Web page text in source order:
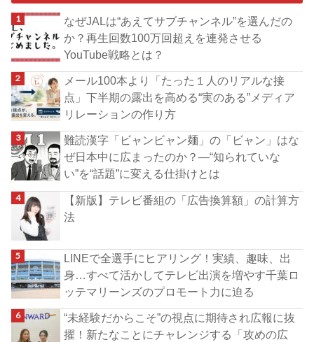
なぜJALは“あえてサブチャンネル”を選んだの
か？再生回数100万回超えを連発させる
YouTube戦略とは？
メール100本より「たった１人のリアルな接
点」下半期の露出を高める“実のある”メディア
リレーションの作り方
難読漢字「ビャンビャン麺」の「ビャン」はな
ぜ日本中に広まったのか？―“知られていな
い”を“話題”に変える仕掛けとは
【新版】テレビ番組の「広告換算額」の計算方
法
LINEで全選手にヒアリング！実績、趣味、出
身…すべて活かしてテレビ出演を増やす千葉ロ
ッテマリーンズのプロモート力に迫る
“未経験だからこそ”の視点に期待され広報に抜
擢！新たなことにチャレンジする「攻めの広